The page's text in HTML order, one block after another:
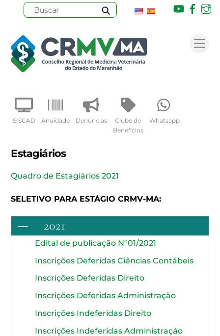
content
SISCAD Anuidade Denúncias
Clube de
Benefícios
Whatsapp
Youtube
Estagiários
Quadro de Estagiários 2021
SELETIVO PARA ESTÁGIO CRMV-MA:
2021
Edital de publicação Nº01/2021
Inscrições Deferidas Ciências Contábeis
Inscrições Deferidas Direito
Inscrições Deferidas Administração
Inscrições Indeferidas Direito
Inscrições Indeferidas Administração